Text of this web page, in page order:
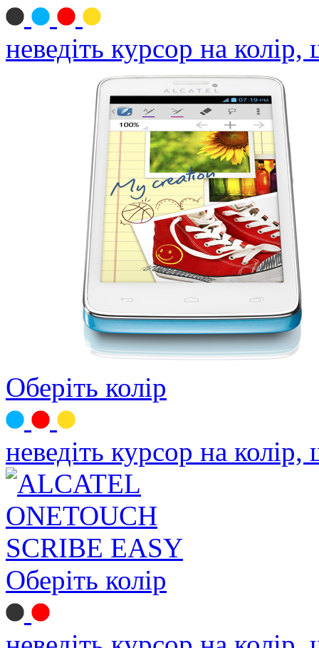
неведіть курсор на
Оберіть колір
неведіть курсор на
Оберіть колір